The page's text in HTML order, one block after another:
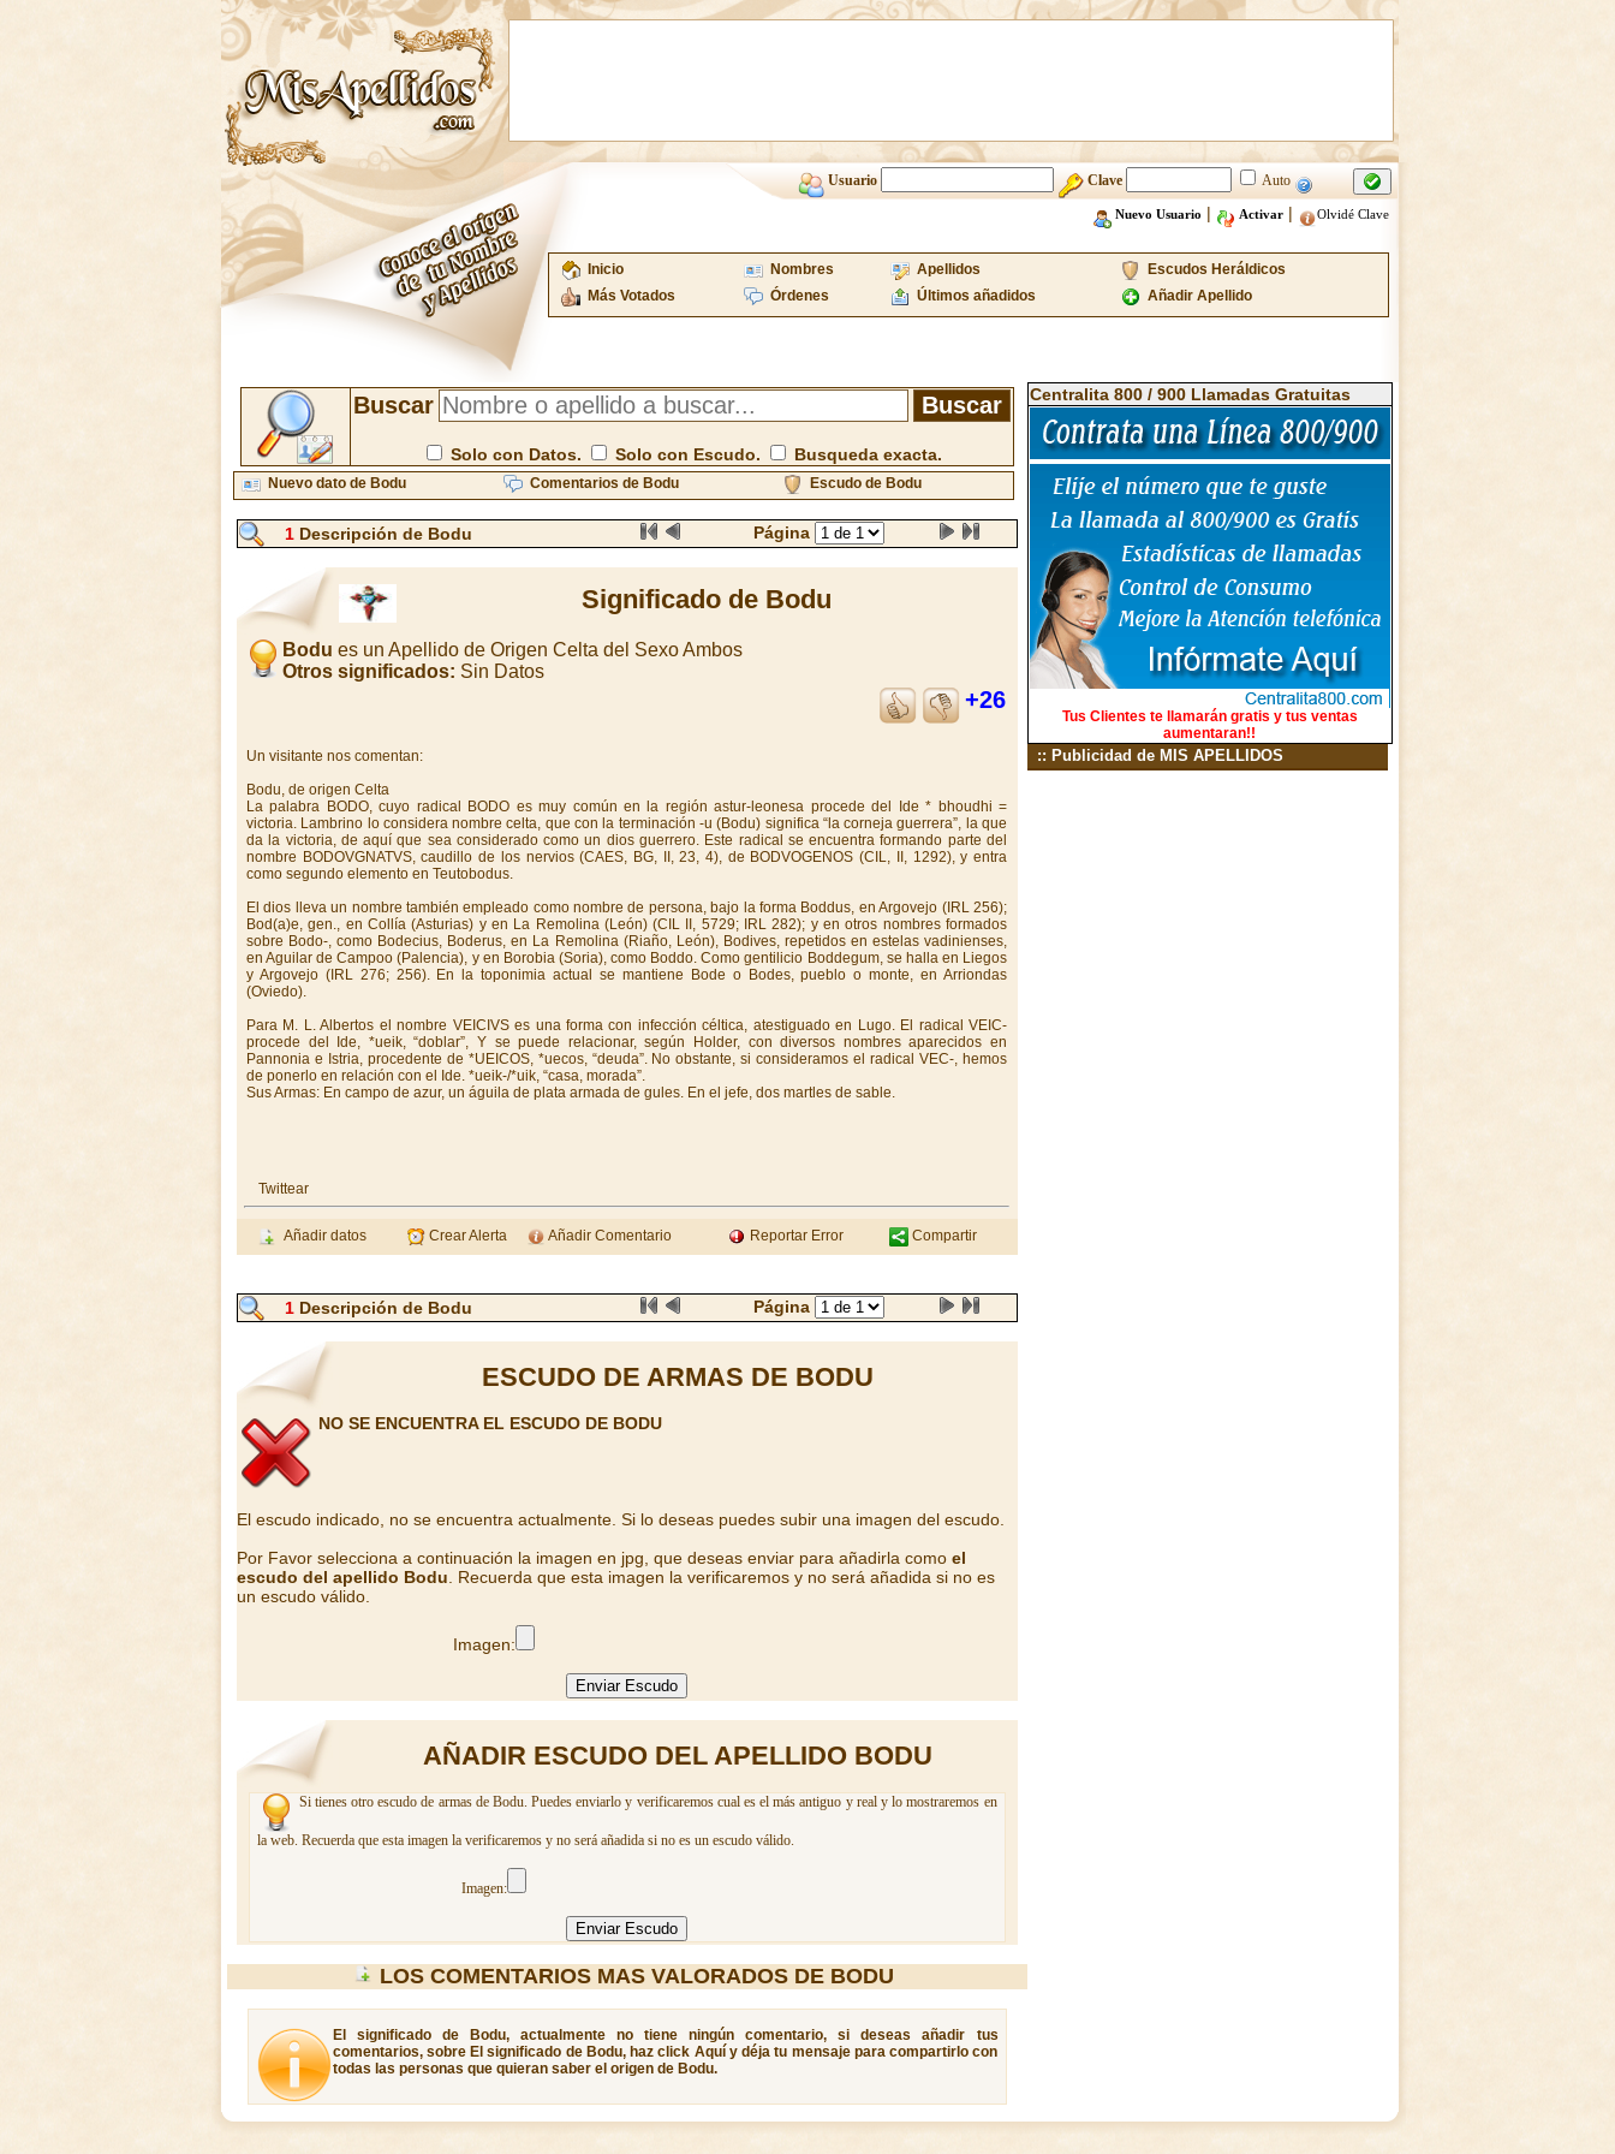
Usuario Clave Auto
Nuevo Usuario | Activar| Olvidé Clave
Inicio Nombres Apellidos
Escudos Heráldicos
Más Votados
Órdenes Últimos añadidos Añadir Apellido
Buscar
Solo con Datos. Solo con Escudo. Busqueda exacta.
Nuevo dato de Bodu Comentarios de Bodu Escudo de Bodu
1Descripción de Bodu Página
Significado de Bodu
Bodu es un Apellido de Origen Celta del Sexo Ambos
Otros significados: Sin Datos
+26
Un visitante nos comentan:
Bodu, de origen Celta
La palabra BODO, cuyo radical BODO es muy común en la región astur-leonesa procede del Ide * bhoudhi =
victoria. Lambrino lo considera nombre celta, que con la terminación -u (Bodu) significa “la corneja guerrera”, la que
da la victoria, de aquí que sea considerado como un dios guerrero. Este radical se encuentra formando parte del
nombre BODOVGNATVS, caudillo de los nervios (CAES, BG, II, 23, 4), de BODVOGENOS (CIL, II, 1292), y entra
como segundo elemento en Teutobodus.
El dios lleva un nombre también empleado como nombre de persona, bajo la forma Boddus, en Argovejo (IRL 256);
Bod(a)e, gen., en Collía (Asturias) y en La Remolina (León) (CIL II, 5729; IRL 282); y en otros nombres formados
sobre Bodo-, como Bodecius, Boderus, en La Remolina (Riaño, León), Bodives, repetidos en estelas vadinienses,
en Aguilar de Campoo (Palencia), y en Borobia (Soria), como Boddo. Como gentilicio Boddegum, se halla en Liegos
y Argovejo (IRL 276; 256). En la toponimia actual se mantiene Bode o Bodes, pueblo o monte, en Arriondas
(Oviedo).
Para M. L. Albertos el nombre VEICIVS es una forma con infección céltica, atestiguado en Lugo. El radical VEIC-
procede del Ide, *ueik, “doblar”, Y se puede relacionar, según Holder, con diversos nombres aparecidos en
Pannonia e Istria, procedente de *UEICOS, *uecos, “deuda”. No obstante, si consideramos el radical VEC-, hemos
de ponerlo en relación con el Ide. *ueik-/*uik, “casa, morada”.
Sus Armas: En campo de azur, un águila de plata armada de gules. En el jefe, dos martles de sable.
Twittear
Añadir datos Crear Alerta Añadir Comentario Reportar Error Compartir
1Descripción de Bodu Página
ESCUDO DE ARMAS DE BODU
NO SE ENCUENTRA EL ESCUDO DE BODU
El escudo indicado, no se encuentra actualmente. Si lo deseas puedes subir una imagen del escudo.
Por Favor selecciona a continuación la imagen en jpg, que deseas enviar para añadirla como el
escudo del apellido Bodu . Recuerda que esta imagen la verificaremos y no será añadida si no es
un escudo válido.
Imagen:
AÑADIR ESCUDO DEL APELLIDO BODU
Si tienes otro escudo de armas de Bodu. Puedes enviarlo y verificaremos cual es el más antiguo y real y lo mostraremos en
la web. Recuerda que esta imagen la verificaremos y no será añadida si no es un escudo válido.
Imagen:
LOS COMENTARIOS MAS VALORADOS DE BODU
El significado de Bodu, actualmente no tiene ningún comentario, si deseas añadir tus
comentarios, sobre El significado de Bodu, haz click Aquí y déja tu mensaje para compartirlo con
todas las personas que quieran saber el origen de Bodu.
Centralita 800 / 900 Llamadas Gratuitas
Tus Clientes te llamarán gratis y tus ventas
aumentaran!!
:: Publicidad de MIS APELLIDOS